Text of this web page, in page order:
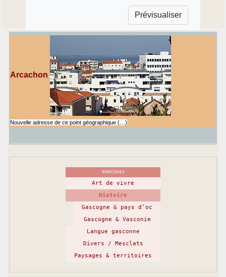
Arcachon
Nouvelle adresse de ce point géographique (…)
RUBRIQUES
Art de vivre
Histoire
Gascogne & pays d’oc
Gascogne & Vasconie
Langue gasconne
Divers / Mesclats
Paysages & territoires